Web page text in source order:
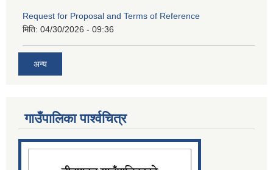
Request for Proposal and Terms of Reference
मिति: 04/30/2026 - 09:36
अन्य
गाउँपालिका पार्श्‍वचित्र